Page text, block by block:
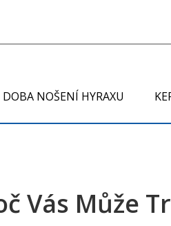
DOBA NOŠENÍ HYRAXU
Vás Může